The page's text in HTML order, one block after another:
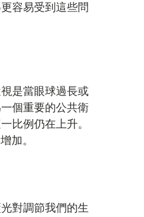
容易受到這些問
是當眼球過長或
個重要的公共衛
比例仍在上升。
加。
對調節我們的生